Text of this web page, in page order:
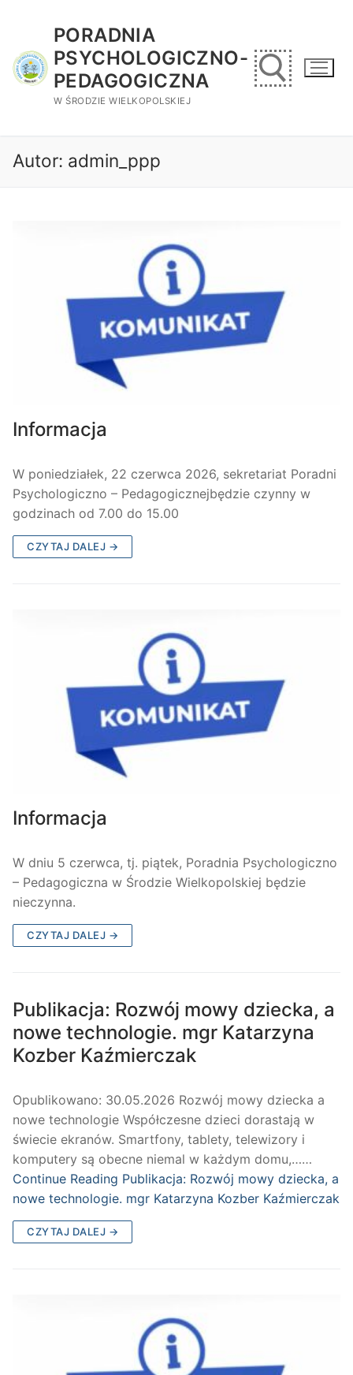
treści
PORADNIA
PSYCHOLOGICZNO-
PEDAGOGICZNA
W ŚRODZIE WIELKOPOLSKIEJ
Autor: admin_ppp
Informacja
W poniedziałek, 22 czerwca 2026, sekretariat Poradni
Psychologiczno – Pedagogicznejbędzie czynny w
godzinach od 7.00 do 15.00
CZYTAJ DALEJ →
Informacja
W dniu 5 czerwca, tj. piątek, Poradnia Psychologiczno
– Pedagogiczna w Środzie Wielkopolskiej będzie
nieczynna.
CZYTAJ DALEJ →
Publikacja: Rozwój mowy dziecka, a
nowe technologie. mgr Katarzyna
Kozber Kaźmierczak
Opublikowano: 30.05.2026 Rozwój mowy dziecka a
nowe technologie Współczesne dzieci dorastają w
świecie ekranów. Smartfony, tablety, telewizory i
komputery są obecne niemal w każdym domu,……
Continue Reading Publikacja: Rozwój mowy dziecka, a
nowe technologie. mgr Katarzyna Kozber Kaźmierczak
CZYTAJ DALEJ →